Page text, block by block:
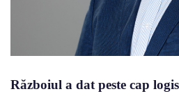
Războiul a dat peste cap